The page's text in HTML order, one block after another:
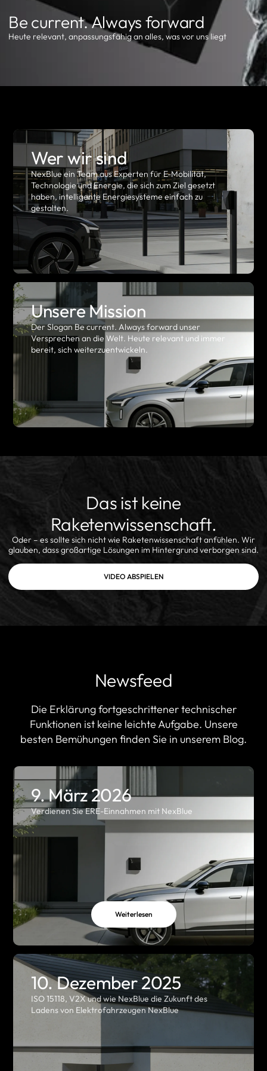
Be current. Always forward
Heute relevant, anpassungsfähig an alles, was vor uns liegt
Wer wir sind
NexBlue ein Team aus Experten für E-Mobilität,
Technologie und Energie, die sich zum Ziel gesetzt
haben, intelligente Energiesysteme einfach zu
gestalten.
Unsere Mission
Der Slogan Be current. Always forward unser
Versprechen an die Welt. Heute relevant und immer
bereit, sich weiterzuentwickeln.
Das ist keine
Raketenwissenschaft.
Oder – es sollte sich nicht wie Raketenwissenschaft anfühlen. Wir
glauben, dass großartige Lösungen im Hintergrund verborgen sind.
VIDEO ABSPIELEN
Newsfeed
Die Erklärung fortgeschrittener technischer
Funktionen ist keine leichte Aufgabe. Unsere
besten Bemühungen finden Sie in unserem Blog.
9. März 2026
Verdienen Sie ERE-Einnahmen mit NexBlue
Weiterlesen
10. Dezember 2025
ISO 15118, V2X und wie NexBlue die Zukunft des
Ladens von Elektrofahrzeugen NexBlue